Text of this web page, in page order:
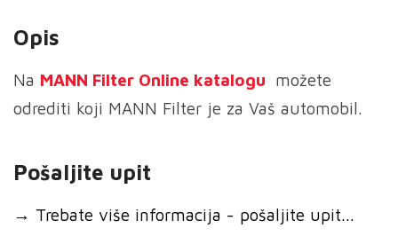
Opis
Na MANN Filter Online katalogu možete
odrediti koji MANN Filter je za Vaš automobil.
Pošaljite upit
→ Trebate više informacija - pošaljite upit...